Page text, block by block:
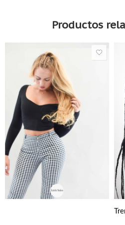
Productos